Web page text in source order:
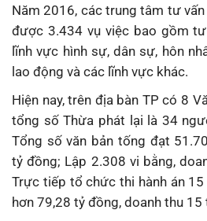
Năm 2016, các trung tâm tư
được 3.434 vụ việc bao gồm
lĩnh vực hình sự, dân sự, hôn
lao động và các lĩnh vực khác.
Hiện nay, trên địa bàn TP có 8
tổng số Thừa phát lại là 34
Tổng số văn bản tống đạt
tỷ đồng; Lập 2.308 vi bằng,
Trực tiếp tổ chức thi hành án
hơn 79,28 tỷ đồng, doanh thu 15